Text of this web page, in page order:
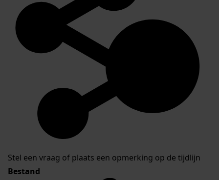
Stel een vraag of plaats een opmerking op de tijdlijn
Bestand